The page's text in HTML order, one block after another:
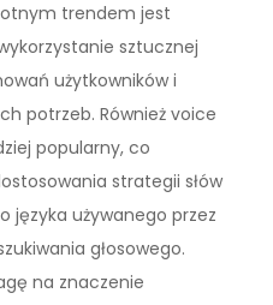
trendem jest
sztucznej
użytkowników i
potrzeb. Również voice
popularny, co
strategii słów
języka używanego przez
głosowego.
na znaczenie